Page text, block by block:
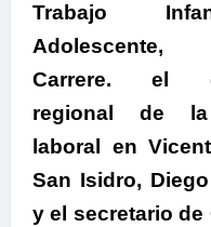
Trabajo
Carrere. el
regional de
laboral en
San Isidro,
y el secretario de